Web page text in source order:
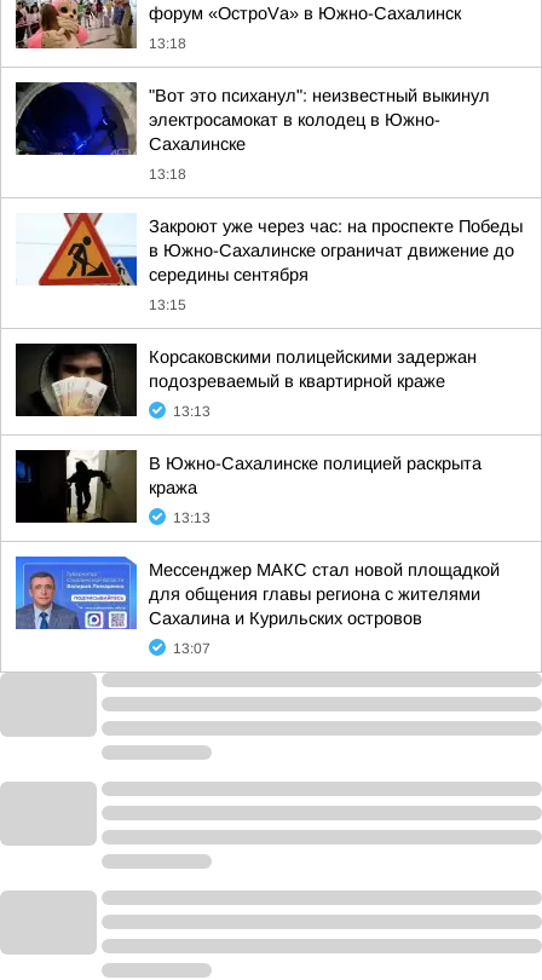
форум «ОстроVа» в Южно-Сахалинск
13:18
"Вот это психанул": неизвестный выкинул
электросамокат в колодец в Южно-
Сахалинске
13:18
Закроют уже через час: на проспекте Победы
в Южно-Сахалинске ограничат движение до
середины сентября
13:15
Корсаковскими полицейскими задержан
подозреваемый в квартирной краже
13:13
В Южно-Сахалинске полицией раскрыта
кража
13:13
Мессенджер МАКС стал новой площадкой
для общения главы региона с жителями
Сахалина и Курильских островов
13:07